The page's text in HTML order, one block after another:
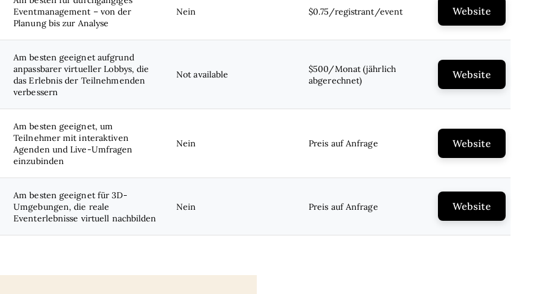
Eventmanagement – von der
Planung bis zur Analyse
Nein $0.75/registrant/event Website
Am besten geeignet aufgrund
anpassbarer virtueller Lobbys, die
das Erlebnis der Teilnehmenden
verbessern
Not available
$500/Monat (jährlich
abgerechnet)
Website
Am besten geeignet, um
Teilnehmer mit interaktiven
Agenden und Live-Umfragen
einzubinden
Nein Preis auf Anfrage Website
Am besten geeignet für 3D-
Umgebungen, die reale
Eventerlebnisse virtuell nachbilden
Nein Preis auf Anfrage Website